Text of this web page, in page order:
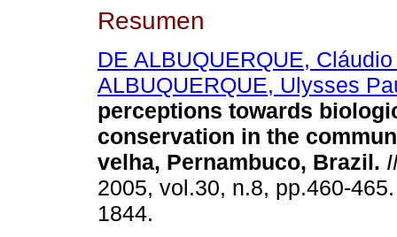
Resumen
DE ALBUQUERQUE,
ALBUQUERQUE, Ulysses
perceptions towards
conservation in the
velha, Pernambuco, Brazil.
2005, vol.30, n.8, pp.460-
1844.